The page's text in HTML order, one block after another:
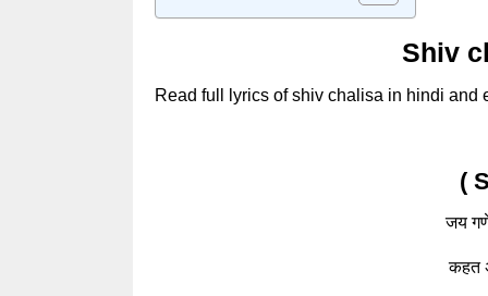
Shiv
Read full lyrics of shiv chalisa in hindi and
(
जय
कहत